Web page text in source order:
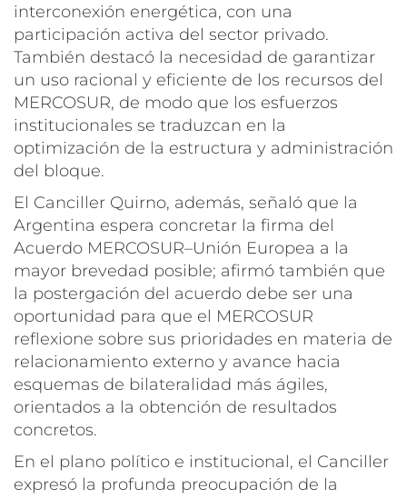
interconexión energética, con una
participación activa del sector privado.
También destacó la necesidad de garantizar
un uso racional y eficiente de los recursos del
MERCOSUR, de modo que los esfuerzos
institucionales se traduzcan en la
optimización de la estructura y administración
del bloque.
El Canciller Quirno, además, señaló que la
Argentina espera concretar la firma del
Acuerdo MERCOSUR–Unión Europea a la
mayor brevedad posible; afirmó también que
la postergación del acuerdo debe ser una
oportunidad para que el MERCOSUR
reflexione sobre sus prioridades en materia de
relacionamiento externo y avance hacia
esquemas de bilateralidad más ágiles,
orientados a la obtención de resultados
concretos.
En el plano político e institucional, el Canciller
expresó la profunda preocupación de la